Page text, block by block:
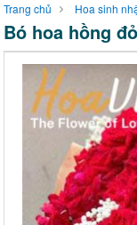
Trang chủ Hoa sinh
Bó hoa hồng